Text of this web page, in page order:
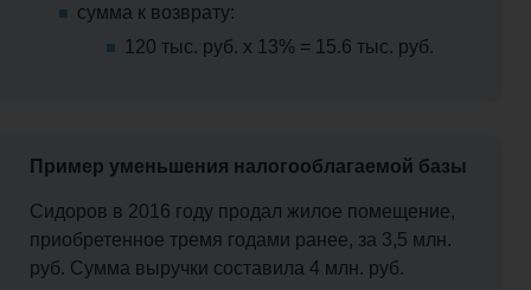
сумма к возврату:
120 тыс. руб. х 13% = 15.6 тыс. руб.
Пример уменьшения налогооблагаемой базы
Сидоров в 2016 году продал жилое помещение,
приобретенное тремя годами ранее, за 3,5 млн.
руб. Сумма выручки составила 4 млн. руб.